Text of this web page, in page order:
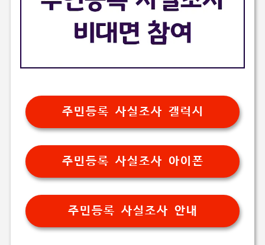
주민등록 사실조사 갤럭시
주민등록 사실조사 아이폰
주민등록 사실조사 안내